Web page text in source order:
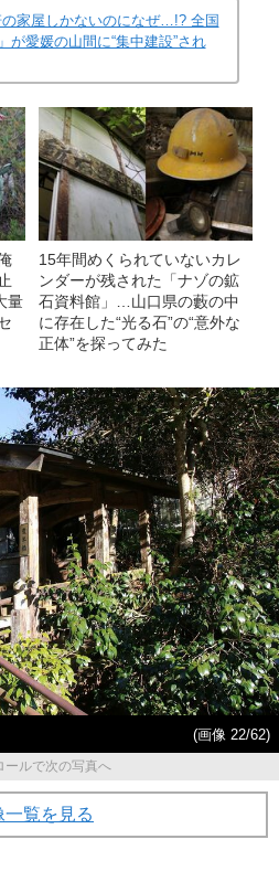
の家屋しかないのになぜ…!? 全国
が愛媛の山間に“集中建設”され
量
15年間めくられていないカレ
ンダーが残された「ナゾの鉱
石資料館」…山口県の藪の中
に存在した“光る石”の“意外な
正体”を探ってみた
(画像 22/62)
ールで次の写真へ
一覧を見る